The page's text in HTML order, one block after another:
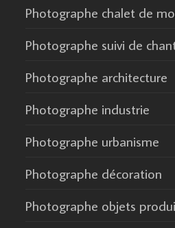
Photographe chalet de
Photographe suivi de
Photographe architecture
Photographe industrie
Photographe urbanisme
Photographe décoration
Photographe objets